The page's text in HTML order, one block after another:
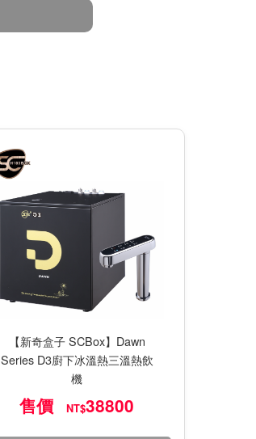
【新奇盒子 SCBox】Dawn
Series D3廚下冰溫熱三溫熱飲
機
售價 NT$38800